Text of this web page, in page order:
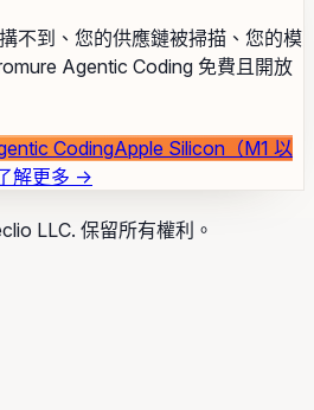
不到、您的供應鏈被掃描、您的模
Agentic Coding 免費且開放
CodingApple Silicon（M1 以
解更多 →
LLC. 保留所有權利。